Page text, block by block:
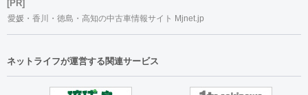
[PR]
愛媛・香川・徳島・高知の中古車情報サイト Mjnet.jp
ネットライフが運営する関連サービス